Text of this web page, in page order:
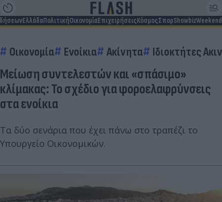
ΕλλάδαΠολιτικήΟικονομίαΕπιχειρήσειςΚόσμοςΣπορShowbizWeekend
Οικονομία Ενοίκια Ακίνητα Ιδιοκτήτες
Μείωση συντελεστών και «σπάσιμο»
κλίμακας: Το σχέδιο για φοροελαφρύνσεις
στα ενοίκια
Τα δύο σενάρια που έχει πάνω στο τραπέζι το
Υπουργείο Οικονομικών.